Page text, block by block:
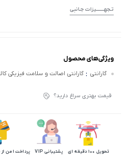
تـجهــــــــیزات جـانبی
ویژگی‌های محصول
گارانتی : گارانتی اصالت و سلامت فیزیکی
قیمت بهتری سراغ دارید؟
تحویل 100 دقیقه ای پشتیبانی VIP پرداخت امن از